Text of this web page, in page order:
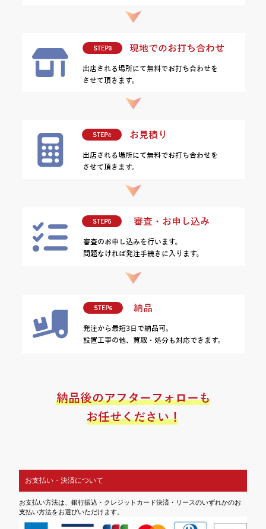
お支払い・決済について
お支払い方法は、銀行振込・クレジットカード決済・リースのいずれかのお
支払い方法をお選びいただけます。